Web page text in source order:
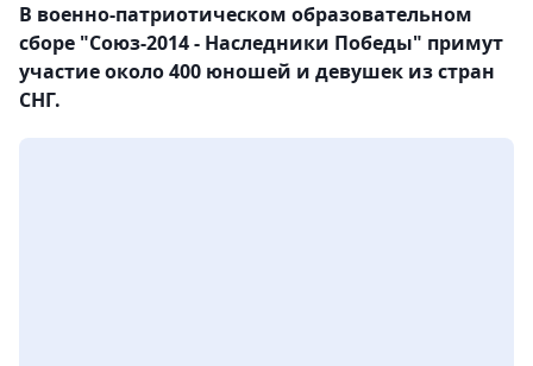
В военно-патриотическом образовательном
сборе "Союз-2014 - Наследники Победы" примут
участие около 400 юношей и девушек из стран
СНГ.